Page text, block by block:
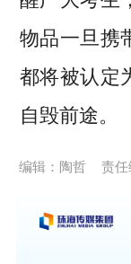
物品一旦携
都将被认定
自毁前途。
编辑：陶哲 责任